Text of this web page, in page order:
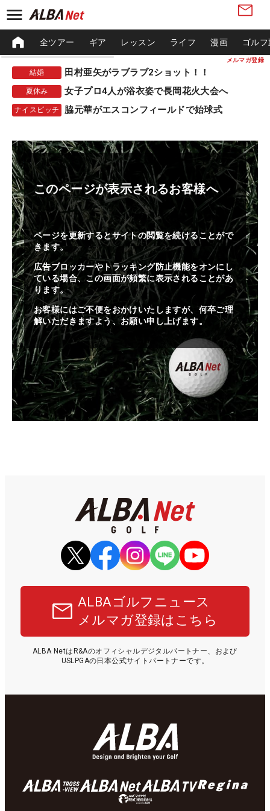
メルマガ登録
全ツアー ギア レッスン ライフ 漫画 ゴル
結婚 田村亜矢がラブラブ2ショット！！
夏休み 女子プロ4人が浴衣姿で長岡花火大会へ
ナイスピッチ 脇元華がエスコンフィールドで始球式
このページが表示されるお客様へ
ページを更新するとサイトの閲覧を続けることがで
きます。
広告ブロッカーやトラッキング防止機能をオンにし
ている場合、この画面が頻繁に表示されることがあ
ります。
お客様にはご不便をおかけいたしますが、何卒ご理
解いただきますよう、お願い申し上げます。
ALBAゴルフニュース
メルマガ登録はこちら
ALBA NetはR&Aのオフィシャルデジタルパートナー、および
USLPGAの日本公式サイトパートナーです。